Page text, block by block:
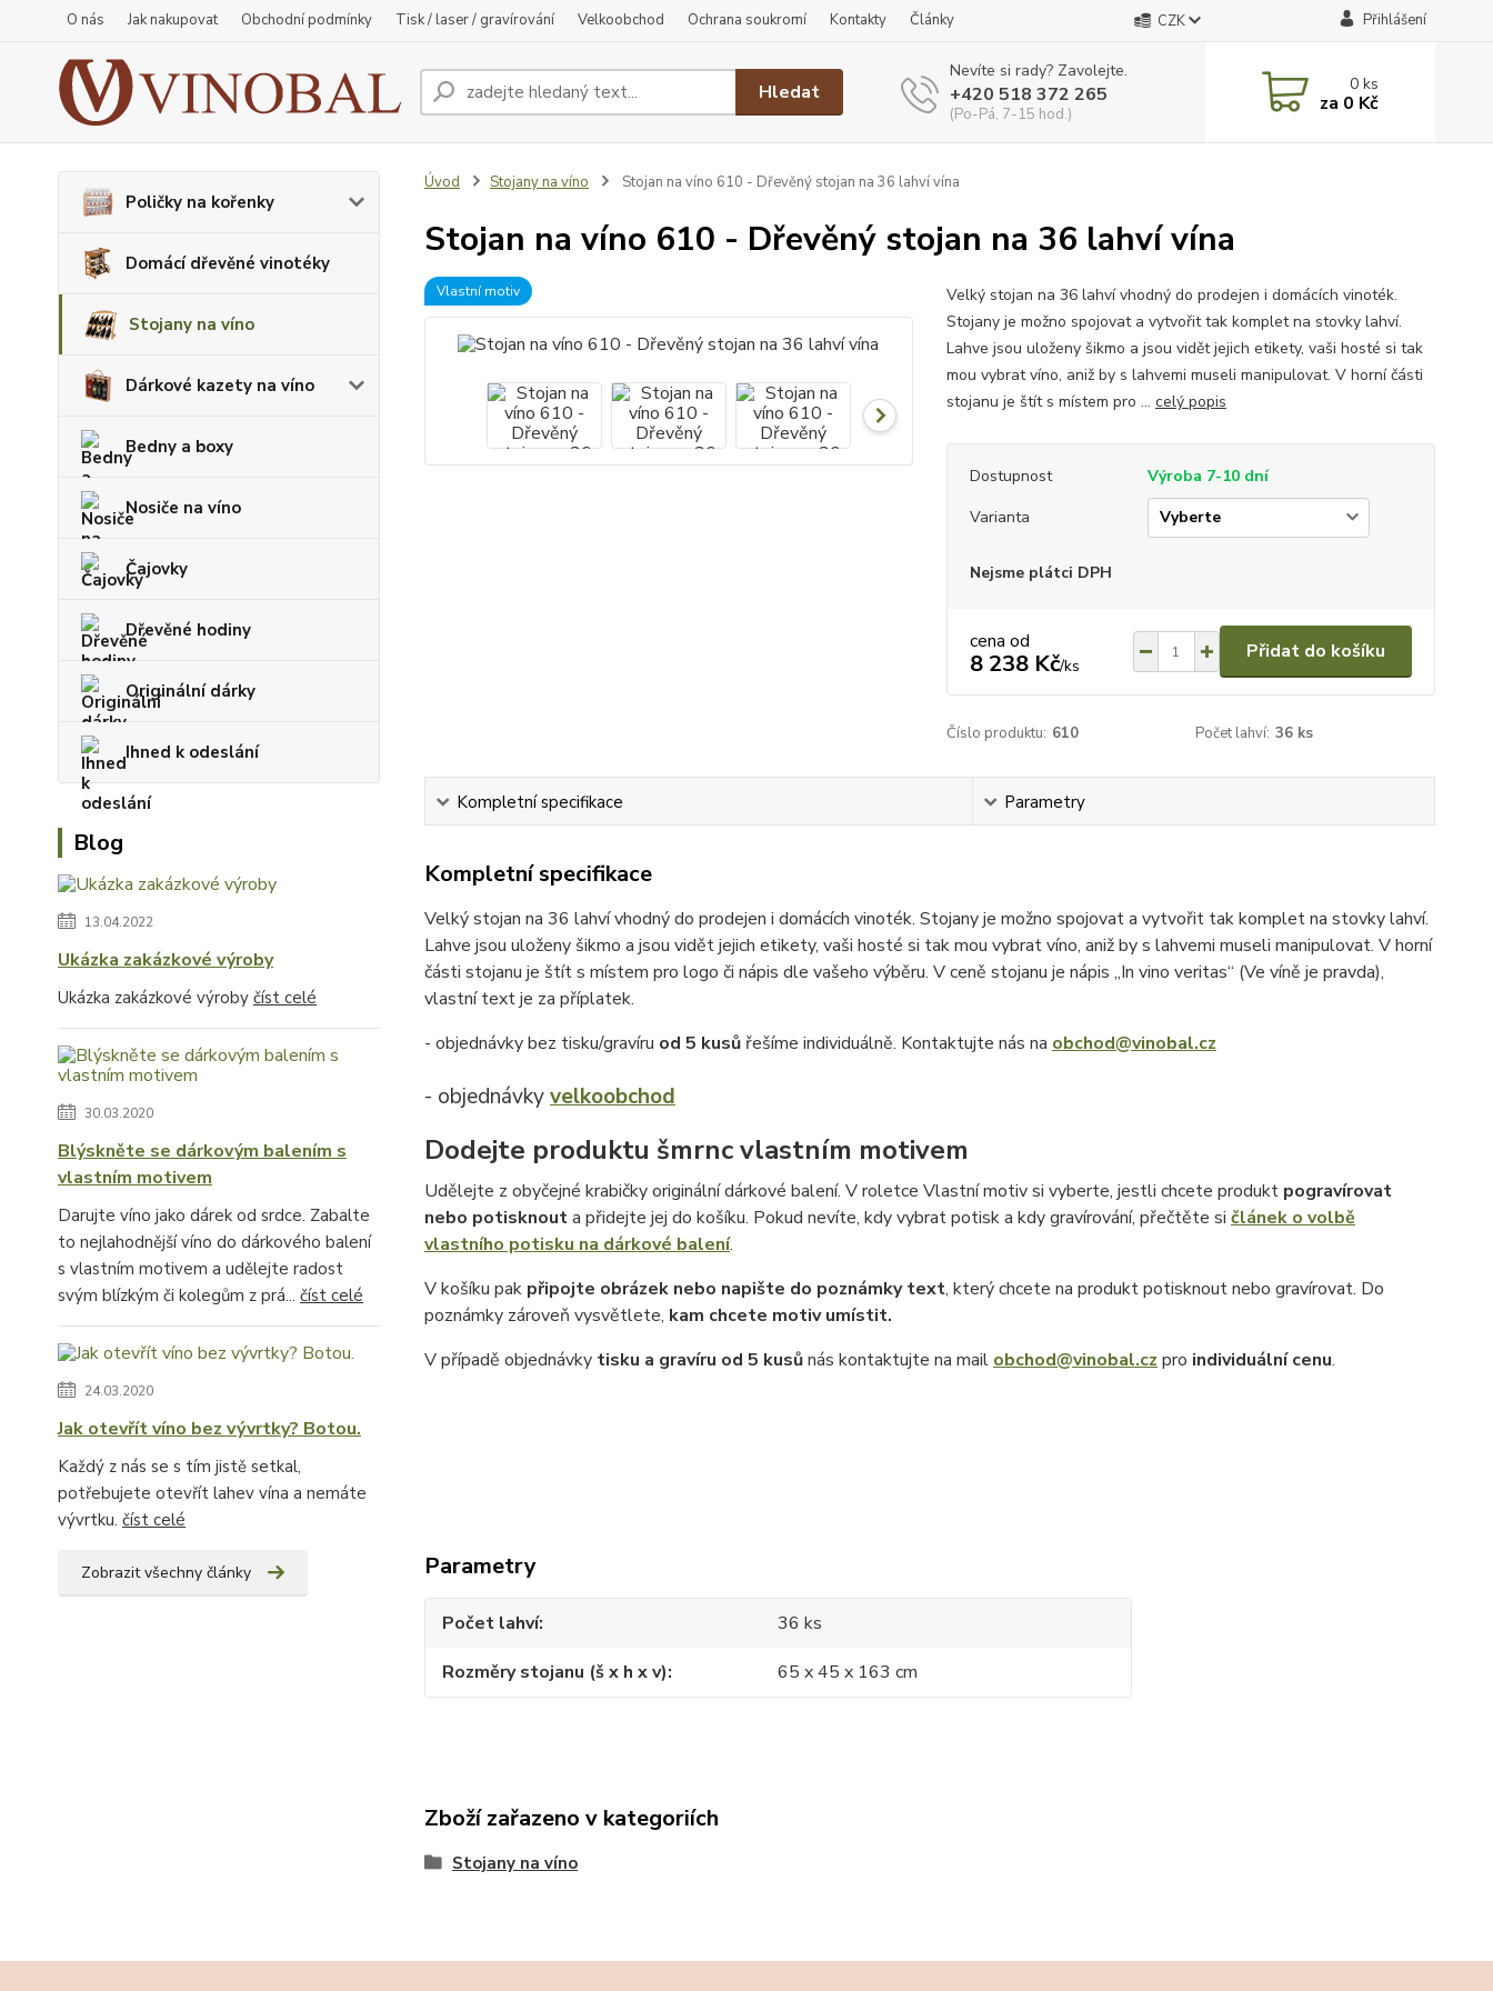
O nás Jak nakupovat Obchodní podmínky Tisk / laser / gravírování Velkoobchod Ochrana soukromí Kontakty Články CZK Přihlášení
Hledat
Nevíte si rady? Zavolejte.
+420 518 372 265
(Po-Pá, 7-15 hod.)
0ks
za 0 Kč
Poličky na kořenky
Domácí dřevěné vinotéky
Stojany na víno
Dárkové kazety na víno
Bedny a boxy
Nosiče na víno
Čajovky
Dřevěné hodiny
Originální dárky
Ihned k odeslání
Blog
13.04.2022
Ukázka zakázkové výroby
Ukázka zakázkové výroby číst celé
30.03.2020
Blýskněte se dárkovým balením s
vlastním motivem
Darujte víno jako dárek od srdce. Zabalte
to nejlahodnější víno do dárkového balení
s vlastním motivem a udělejte radost
svým blízkým či kolegům z prá... číst celé
24.03.2020
Jak otevřít víno bez vývrtky? Botou.
Každý z nás se s tím jistě setkal,
potřebujete otevřít lahev vína a nemáte
vývrtku. číst celé
Zobrazit všechny články
Úvod Stojany na víno Stojan na víno 610 - Dřevěný stojan na 36 lahví vína
Stojan na víno 610 - Dřevěný stojan na 36 lahví vína
Vlastní motiv
Velký stojan na 36 lahví vhodný do prodejen i domácích vinoték.
Stojany je možno spojovat a vytvořit tak komplet na stovky lahví.
Lahve jsou uloženy šikmo a jsou vidět jejich etikety, vaši hosté si tak
mou vybrat víno, aniž by s lahvemi museli manipulovat. V horní části
stojanu je štít s místem pro ... celý popis
Dostupnost
Výroba 7-10 dní
Varianta
Nejsme plátci DPH
cena od
8 238 Kč/ks
Přidat do košíku
Číslo produktu: 610 Počet lahví: 36 ks
Kompletní specifikace Parametry
Kompletní specifikace
Velký stojan na 36 lahví vhodný do prodejen i domácích vinoték. Stojany je možno spojovat a vytvořit tak komplet na stovky lahví.
Lahve jsou uloženy šikmo a jsou vidět jejich etikety, vaši hosté si tak mou vybrat víno, aniž by s lahvemi museli manipulovat. V horní
části stojanu je štít s místem pro logo či nápis dle vašeho výběru. V ceně stojanu je nápis „In vino veritas“ (Ve víně je pravda),
vlastní text je za příplatek.
- objednávky bez tisku/gravíru od 5 kusůřešíme individuálně. Kontaktujte nás na obchod@vinobal.cz
- objednávkyvelkoobchod
Dodejte produktu šmrnc vlastním motivem
Udělejte z obyčejné krabičky originální dárkové balení. V roletce Vlastní motiv si vyberte, jestli chcete produkt pogravírovat
nebo potisknouta přidejte jej do košíku. Pokud nevíte, kdy vybrat potisk a kdy gravírování, přečtěte si článek o volbě
vlastního potisku na dárkové balení.
V košíku pak připojte obrázek nebo napište do poznámky text, který chcete na produkt potisknout nebo gravírovat. Do
poznámky zároveň vysvětlete, kam chcete motiv umístit.
V případě objednávky tisku a gravíru od 5 kusůnás kontaktujte na mail obchod@vinobal.cz pro individuální cenu.
Parametry
Počet lahví
36 ks
Rozměry stojanu (š x h x v)
65 x 45 x 163 cm
Zboží zařazeno v kategoriích
Stojany na víno